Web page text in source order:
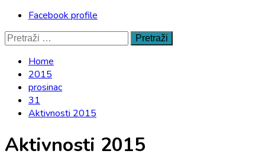
Facebook profile
Pretraži:
Home
2015
prosinac
31
Aktivnosti 2015
Aktivnosti 2015